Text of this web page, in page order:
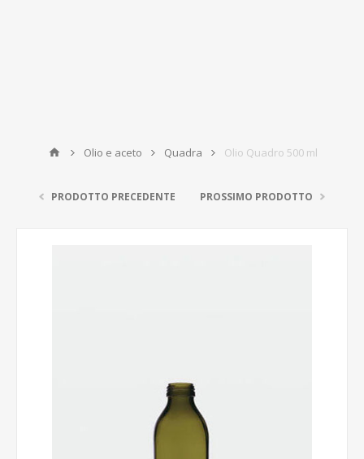
Olio e aceto Quadra Olio Quadro 500 ml
PRODOTTO PRECEDENTE PROSSIMO PRODOTTO